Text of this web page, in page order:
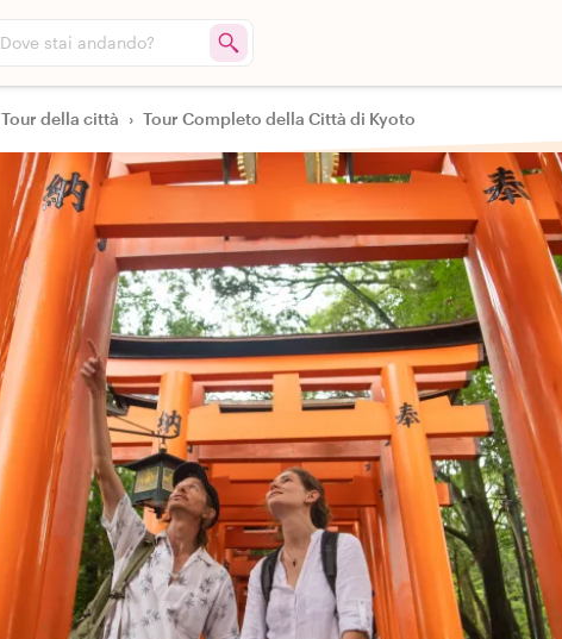
Dove stai andando?
Tour della città › Tour Completo della Città di Kyoto